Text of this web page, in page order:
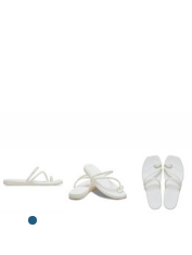
View larger image
View larger